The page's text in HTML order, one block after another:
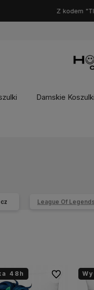
Z kodem
Damskie Koszulki
League Of
48h Do ulubionych